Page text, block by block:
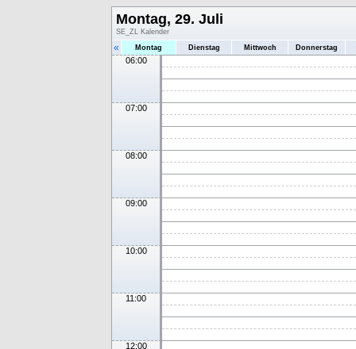
Montag, 29. Juli
SE_ZL Kalender
« Montag Dienstag Mittwoch Donnerstag
06:00
07:00
08:00
09:00
10:00
11:00
12:00